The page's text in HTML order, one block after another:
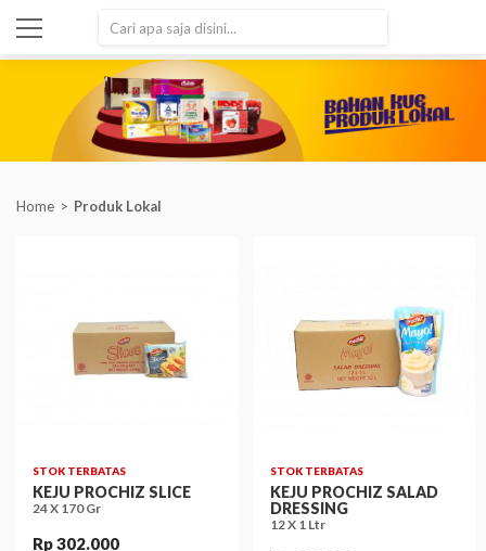
Home Produk Lokal
STOK TERBATAS
KEJU PROCHIZ SLICE
24 X 170 Gr
Rp 302.000
STOK TERBATAS
KEJU PROCHIZ SALAD
DRESSING
12 X 1 Ltr